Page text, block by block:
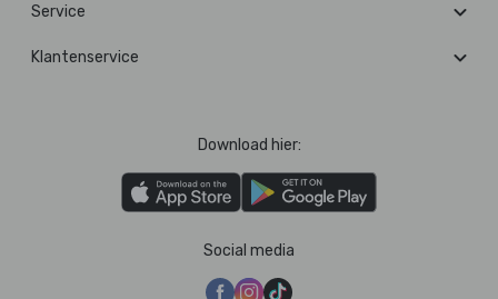
Service
Klantenservice
Download hier:
Social media